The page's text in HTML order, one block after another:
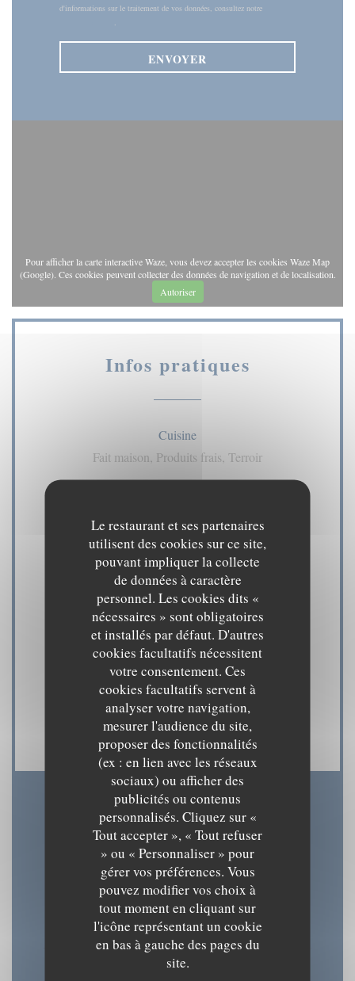
Le restaurant et ses partenaires
utilisent des cookies sur ce site,
pouvant impliquer la collecte
de données à caractère
personnel. Les cookies dits «
nécessaires » sont obligatoires
et installés par défaut. D'autres
cookies facultatifs nécessitent
votre consentement. Ces
cookies facultatifs servent à
analyser votre navigation,
mesurer l'audience du site,
proposer des fonctionnalités
(ex : en lien avec les réseaux
sociaux) ou afficher des
publicités ou contenus
personnalisés. Cliquez sur «
Tout accepter », « Tout refuser
» ou « Personnaliser » pour
gérer vos préférences. Vous
pouvez modifier vos choix à
tout moment en cliquant sur
l'icône représentant un cookie
en bas à gauche des pages du
site.
d'informations sur le traitement de vos données, consultez notre
.
Pour afficher la carte interactive Waze, vous devez accepter les cookies Waze Map
(Google). Ces cookies peuvent collecter des données de navigation et de localisation.
Autoriser
Infos pratiques
Cuisine
Fait maison, Produits frais, Terroir
Bistrot
Services
Climatisation, Privatisation, Accès aux personnes à
mobilité réduite, Terrasse, Accès Wifi
Moyens de paiement
Amex, American Express, Paiement Sans Contact,
Eurocard/Mastercard, Espèces, Visa, Chèques,
Carte Bleue
Horaires
Lun
Mar
08h30 - 15h30 • 18h30 - 22h00
Mercredi